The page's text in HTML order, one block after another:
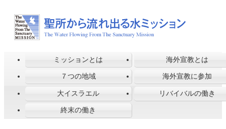
ミッションとは 海外宣教とは
７つの地域 海外宣教に参加
大イスラエル リバイバルの働き
終末の働き